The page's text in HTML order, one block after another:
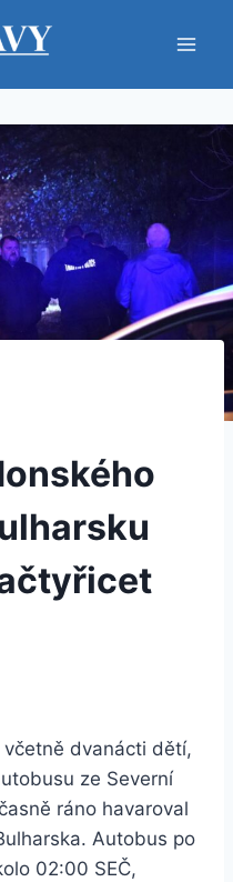
dvanácti dětí,
ze Severní
ráno havaroval
Autobus po
02:00 SEČ,